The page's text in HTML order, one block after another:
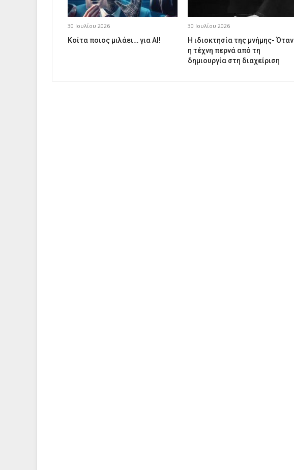
30 Ιουλίου 2026
Κοίτα ποιος μιλάει… για AI!
30 Ιουλίου 2026
Η ιδιοκτησία της μνήμης- Όταν
η τέχνη περνά από τη
δημιουργία στη διαχείριση